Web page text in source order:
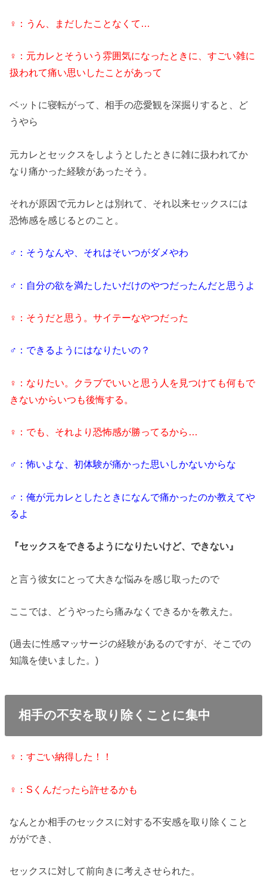
♀：うん、まだしたことなくて…
♀：元カレとそういう雰囲気になったときに、すごい雑に
扱われて痛い思いしたことがあって
ベットに寝転がって、相手の恋愛観を深掘りすると、ど
うやら
元カレとセックスをしようとしたときに雑に扱われてか
なり痛かった経験があったそう。
それが原因で元カレとは別れて、それ以来セックスには
恐怖感を感じるとのこと。
♂：そうなんや、それはそいつがダメやわ
♂：自分の欲を満たしたいだけのやつだったんだと思うよ
♀：そうだと思う。サイテーなやつだった
♂：できるようにはなりたいの？
♀：なりたい。クラブでいいと思う人を見つけても何もで
きないからいつも後悔する。
♀：でも、それより恐怖感が勝ってるから…
♂：怖いよな、初体験が痛かった思いしかないからな
♂：俺が元カレとしたときになんで痛かったのか教えてや
るよ
『セックスをできるようになりたいけど、できない』
と言う彼女にとって大きな悩みを感じ取ったので
ここでは、どうやったら痛みなくできるかを教えた。
(過去に性感マッサージの経験があるのですが、そこでの
知識を使いました。)
相手の不安を取り除くことに集中
♀：すごい納得した！！
♀：Sくんだったら許せるかも
なんとか相手のセックスに対する不安感を取り除くこと
がができ、
セックスに対して前向きに考えさせられた。